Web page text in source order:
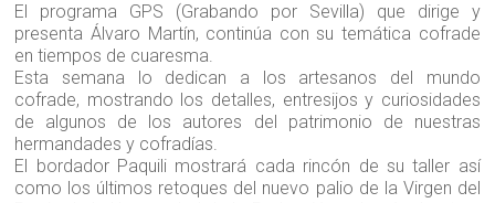
El programa GPS (Grabando por Sevilla) que dirige y
presenta Álvaro Martín, continúa con su temática cofrade
en tiempos de cuaresma.
Esta semana lo dedican a los artesanos del mundo
cofrade, mostrando los detalles, entresijos y curiosidades
de algunos de los autores del patrimonio de nuestras
hermandades y cofradías.
El bordador Paquili mostrará cada rincón de su taller así
como los últimos retoques del nuevo palio de la Virgen del